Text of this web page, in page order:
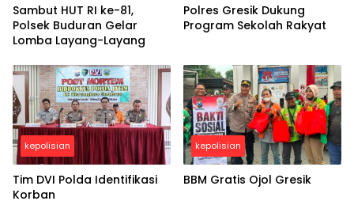
Sambut HUT RI ke-81,
Polsek Buduran Gelar
Lomba Layang-Layang
Polres Gresik Dukung
Program Sekolah Rakyat
kepolisian
Tim DVI Polda Identifikasi
Korban
kepolisian
BBM Gratis Ojol Gresik